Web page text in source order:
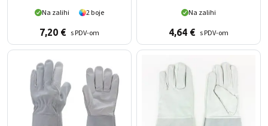
Na zalihi
2 boje
7,20 € s PDV-om
Na zalihi
4,64 € s PDV-om